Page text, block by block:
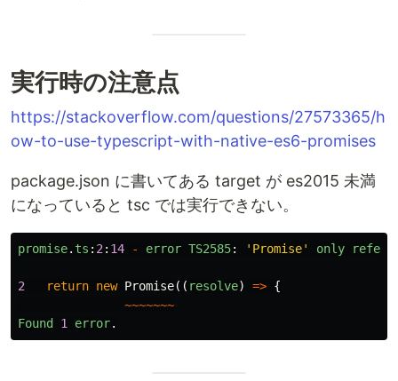
実行時の注意点
https://stackoverflow.com/questions/27573365/h
ow-to-use-typescript-with-native-es6-promises
package.json に書いてある target が es2015 未満
になっていると tsc では実行できない。
promise. ts : 2 : 14 - error TS2585: ' Promise' only refers
2 return new Promise(( resolve) => {
~~~~~~~
Found
1 error.